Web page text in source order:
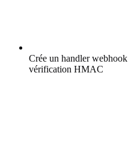
Crée un handler
vérification HMAC